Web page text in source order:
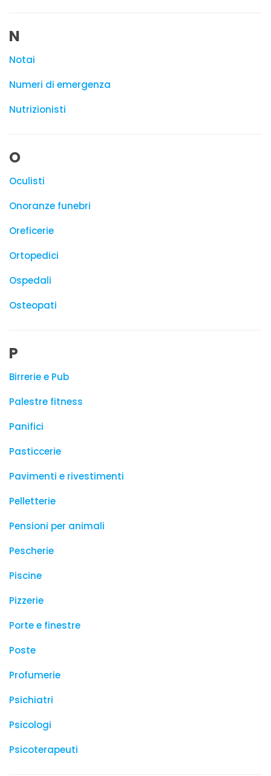
N
Notai
Numeri di emergenza
Nutrizionisti
O
Oculisti
Onoranze funebri
Oreficerie
Ortopedici
Ospedali
Osteopati
P
Birrerie e Pub
Palestre fitness
Panifici
Pasticcerie
Pavimenti e rivestimenti
Pelletterie
Pensioni per animali
Pescherie
Piscine
Pizzerie
Porte e finestre
Poste
Profumerie
Psichiatri
Psicologi
Psicoterapeuti